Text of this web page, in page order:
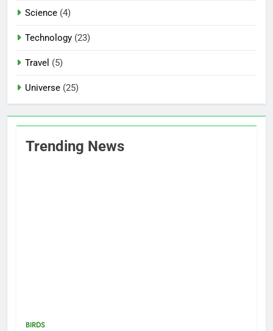
Science (4)
Technology (23)
Travel (5)
Universe (25)
Trending News
BIRDS